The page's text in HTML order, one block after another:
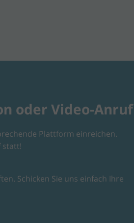
oder Video-Anruf
Plattform einreichen.
statt!
Schicken Sie uns einfach Ihre